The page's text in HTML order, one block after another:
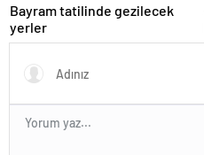
Bayram tatilinde gezilecek
yerler